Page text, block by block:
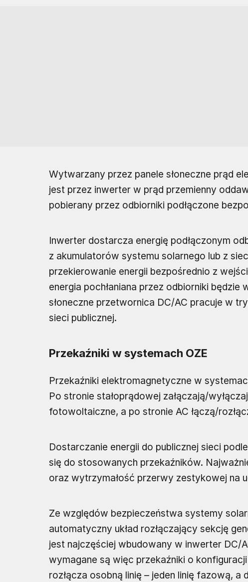
Wytwarzany przez panele słoneczne prąd
jest przez inwerter w prąd przemienny
pobierany przez odbiorniki podłączone
Inwerter dostarcza energię podłączonym
z akumulatorów systemu solarnego lub z
przekierowanie energii bezpośrednio z
energia pochłaniana przez odbiorniki
słoneczne przetwornica DC/AC pracuje w
sieci publicznej.
Przekaźniki w systemach OZE
Przekaźniki elektromagnetyczne w
Po stronie stałoprądowej załączają/
fotowoltaiczne, a po stronie AC łączą/
Dostarczanie energii do publicznej sieci
się do stosowanych przekaźników.
oraz wytrzymałość przerwy zestykowej na
Ze względów bezpieczeństwa systemy
automatyczny układ rozłączający sekcję
jest najczęściej wbudowany w inwerter DC/
wymagane są więc przekaźniki o
rozłącza osobną linię – jeden linię fazową, a